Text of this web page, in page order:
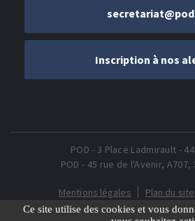
Ce site utilise des cookies et vous
Inscription à nos
POD - 3 Place Ladmirault -
POD - 45 rue de l'Avenir, A707,
Mentions légales Plan du site
Gestion des Cookies